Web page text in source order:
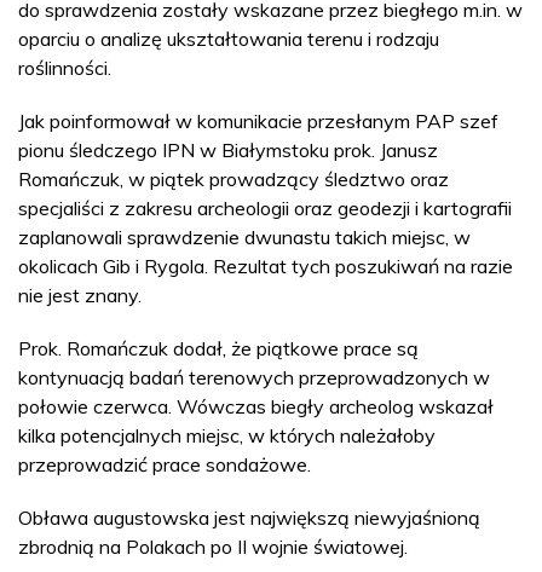
do sprawdzenia zostały wskazane przez biegłego m.in. w
oparciu o analizę ukształtowania terenu i rodzaju
roślinności.
Jak poinformował w komunikacie przesłanym PAP szef
pionu śledczego IPN w Białymstoku prok. Janusz
Romańczuk, w piątek prowadzący śledztwo oraz
specjaliści z zakresu archeologii oraz geodezji i kartografii
zaplanowali sprawdzenie dwunastu takich miejsc, w
okolicach Gib i Rygola. Rezultat tych poszukiwań na razie
nie jest znany.
Prok. Romańczuk dodał, że piątkowe prace są
kontynuacją badań terenowych przeprowadzonych w
połowie czerwca. Wówczas biegły archeolog wskazał
kilka potencjalnych miejsc, w których należałoby
przeprowadzić prace sondażowe.
Obława augustowska jest największą niewyjaśnioną
zbrodnią na Polakach po II wojnie światowej.